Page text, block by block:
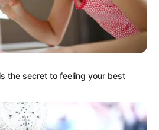
ΤΟ ΒΙΒΛΙΟ
the secret to feeling your best